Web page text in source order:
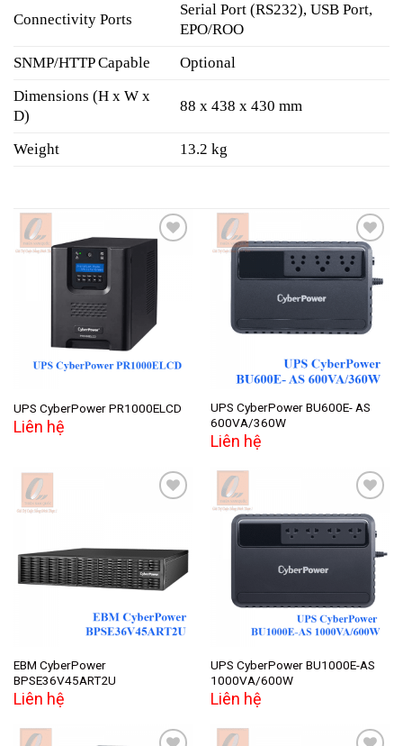
Connectivity Ports
Serial Port (RS232), USB Port,
EPO/ROO
SNMP/HTTP Capable
Optional
Dimensions (H x W x
D)
88 x 438 x 430 mm
Weight 13.2 kg
wishlist
UPS CyberPower PR1000ELCD
Liên hệ
Add to
wishlist
UPS CyberPower BU600E- AS
600VA/360W
Liên hệ
wishlist
EBM CyberPower
BPSE36V45ART2U
Liên hệ
Add to
wishlist
UPS CyberPower BU1000E-AS
1000VA/600W
Liên hệ